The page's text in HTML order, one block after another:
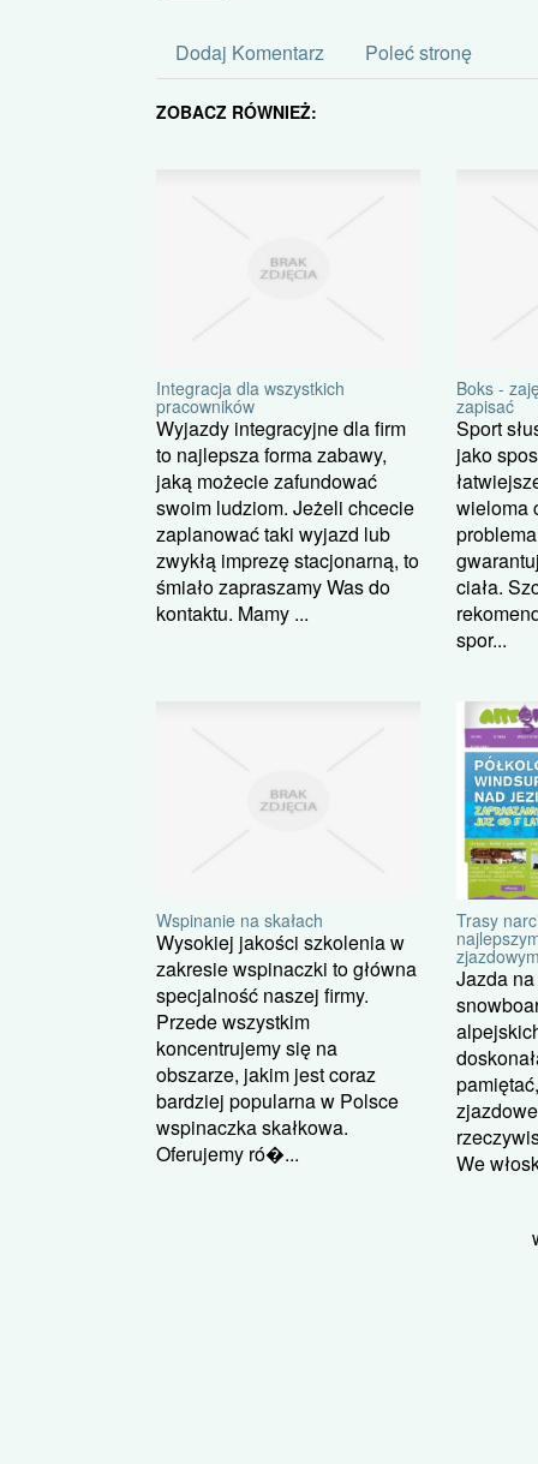
Dodaj Komentarz Poleć stronę
ZOBACZ RÓWNIEŻ:
Integracja dla wszystkich
pracowników
Wyjazdy integracyjne dla firm
to najlepsza forma zabawy,
jaką możecie zafundować
swoim ludziom. Jeżeli chcecie
zaplanować taki wyjazd lub
zwykłą imprezę stacjonarną, to
śmiało zapraszamy Was do
kontaktu. Mamy ...
Boks -
zapisać
Sport
jako
wieloma
ciała.
spor...
Wspinanie na skałach
Wysokiej jakości szkolenia w
zakresie wspinaczki to główna
specjalność naszej firmy.
Przede wszystkim
koncentrujemy się na
obszarze, jakim jest coraz
bardziej popularna w Polsce
wspinaczka skałkowa.
Oferujemy ró�...
Trasy
Jazda
We